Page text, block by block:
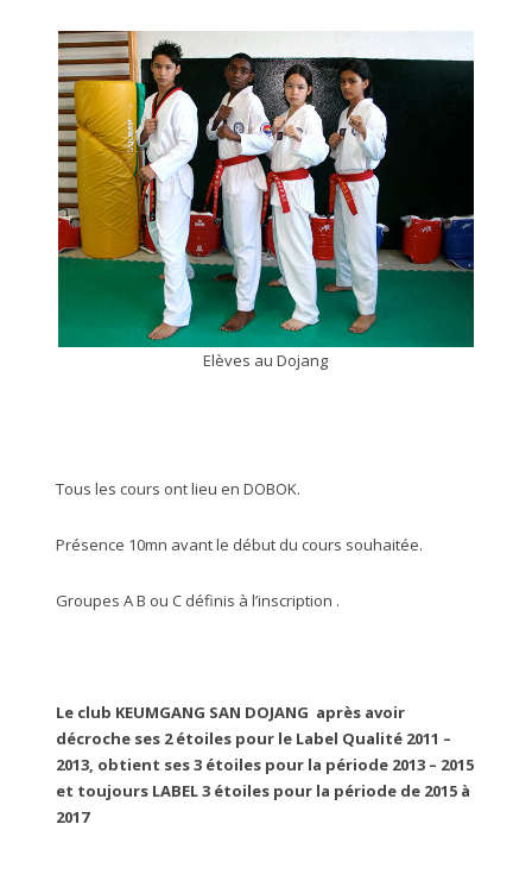
Elèves au Dojang
Tous les cours ont lieu en DOBOK.
Présence 10mn avant le début du cours souhaitée.
Groupes A B ou C définis à l’inscription .
Le club KEUMGANG SAN DOJANG après avoir
décroche ses 2 étoiles pour le Label Qualité 2011 –
2013, obtient ses 3 étoiles pour la période 2013 – 2015
et toujours LABEL 3 étoiles pour la période de 2015 à
2017